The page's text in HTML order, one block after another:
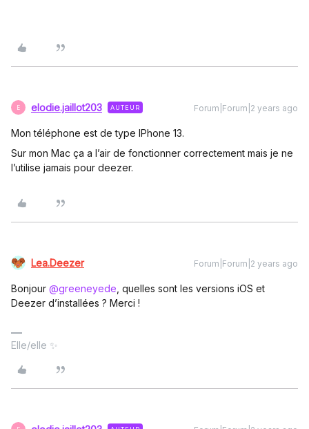
E elodie.jaillot203 AUTEUR Forum|Forum|2 years ago
Mon téléphone est de type IPhone 13.
Sur mon Mac ça a l’air de fonctionner correctement mais je ne
l’utilise jamais pour deezer.
Lea.Deezer Forum|Forum|2 years ago
Bonjour @greeneyede , quelles sont les versions iOS et
Deezer d’installées ? Merci !
Elle/elle ✨